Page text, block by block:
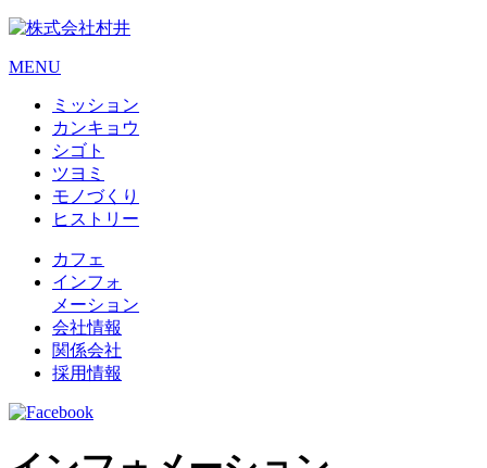
MENU
ミッション
カンキョウ
シゴト
ツヨミ
モノづくり
ヒストリー
カフェ
インフォ
メーション
会社情報
関係会社
採用情報